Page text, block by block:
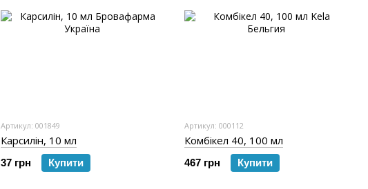
Артикул: 001849
Карсилін, 10 мл
37 грн Купити
Артикул: 000112
Комбікел 40, 100 мл
467 грн Купити